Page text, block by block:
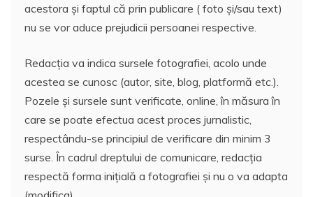
acestora și faptul că prin publicare ( foto și/sau text)
nu se vor aduce prejudicii persoanei respective.
Redacția va indica sursele fotografiei, acolo unde
acestea se cunosc (autor, site, blog, platformă etc.).
Pozele și sursele sunt verificate, online, în măsura în
care se poate efectua acest proces jurnalistic,
respectându-se principiul de verificare din minim 3
surse. În cadrul dreptului de comunicare, redacția
respectă forma inițială a fotografiei și nu o va adapta